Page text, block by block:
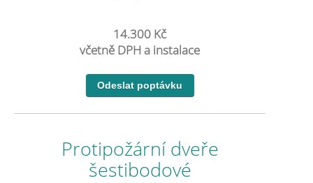
14.300 Kč
včetně DPH a instalace
Protipožární dveře
šestibodové